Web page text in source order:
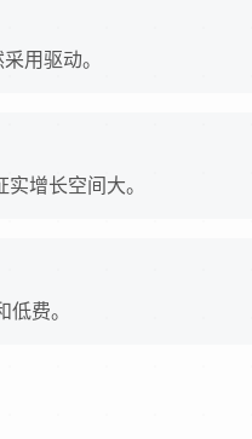
用驱动。
增长空间大。
费。